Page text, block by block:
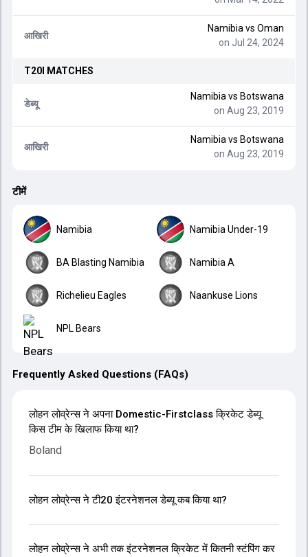
आखिरी
Namibia vs Oman
on Jul 24, 2024
T20I MATCHES
डेब्यू
Namibia vs Botswana
on Aug 23, 2019
आखिरी
Namibia vs Botswana
on Aug 23, 2019
टीमें
Namibia Namibia Under-19
BA Blasting Namibia Namibia A
Richelieu Eagles Naankuse Lions
NPL Bears
Frequently Asked Questions (FAQs)
लोहन लोव्रेन्स ने अपना Domestic-Firstclass क्रिकेट डेब्यू
किस टीम के खिलाफ किया था?
Boland
लोहन लोव्रेन्स ने टी20 इंटरनेशनल डेब्यू कब किया था?
लोहन लोव्रेन्स ने अभी तक इंटरनेशनल क्रिकेट में कितनी स्टंपिंग कर